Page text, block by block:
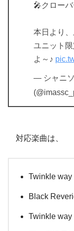
🎤クロー
本日より
ユニット
よ～♪
— シャニソ
対応楽曲は、
Twinkle way
Black
Twinkle way